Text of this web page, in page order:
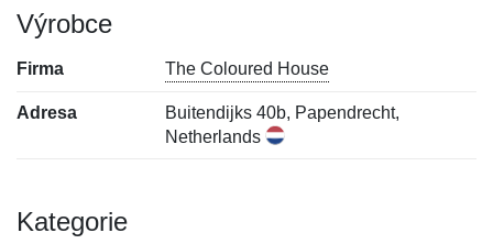
Výrobce
Firma The Coloured House
Adresa
Buitendijks 40b, Papendrecht,
Netherlands
Kategorie